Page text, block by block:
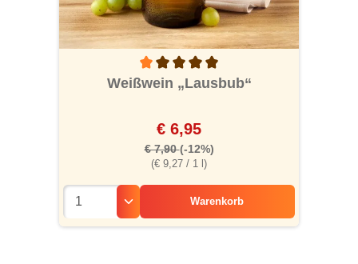
Durchschnittliche Bewertung von 1 von 5
Weißwein „Lausbub“
(€ 9,27 / 1 l)
€ 6,95
€ 7,90(-12%)
Warenkorb